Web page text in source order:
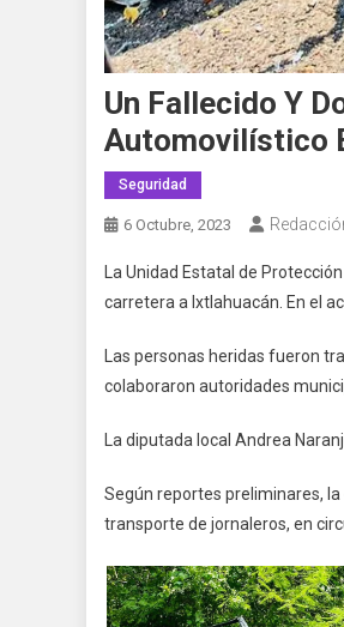
Un Fallecido Y
Automovilístico
Seguridad
6 Octubre, 2023
La Unidad Estatal de
carretera a Ixtlahuacán. En el
Las personas heridas fueron
colaboraron autoridades
La diputada local Andrea
Según reportes preliminares,
transporte de jornaleros, en